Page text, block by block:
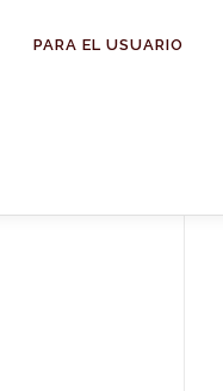
PARA EL USUARIO